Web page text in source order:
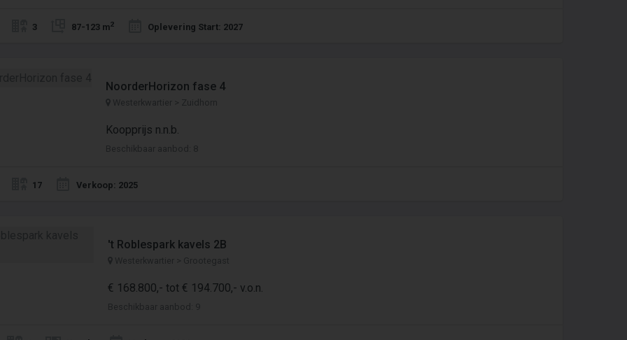
3 87-123 m2 Oplevering Start: 2027
NoorderHorizon fase 4
Westerkwartier > Zuidhorn
Koopprijs n.n.b.
Beschikbaar aanbod: 8
17 Verkoop: 2025
't Roblespark kavels 2B
Westerkwartier > Grootegast
€ 168.800,- tot € 194.700,- v.o.n.
Beschikbaar aanbod: 9